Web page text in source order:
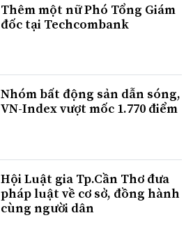
Thêm một nữ Phó Tổng Giám
đốc tại Techcombank
Nhóm bất động sản dẫn sóng,
VN-Index vượt mốc 1.770 điểm
Hội Luật gia Tp.Cần Thơ đưa
pháp luật về cơ sở, đồng hành
cùng người dân